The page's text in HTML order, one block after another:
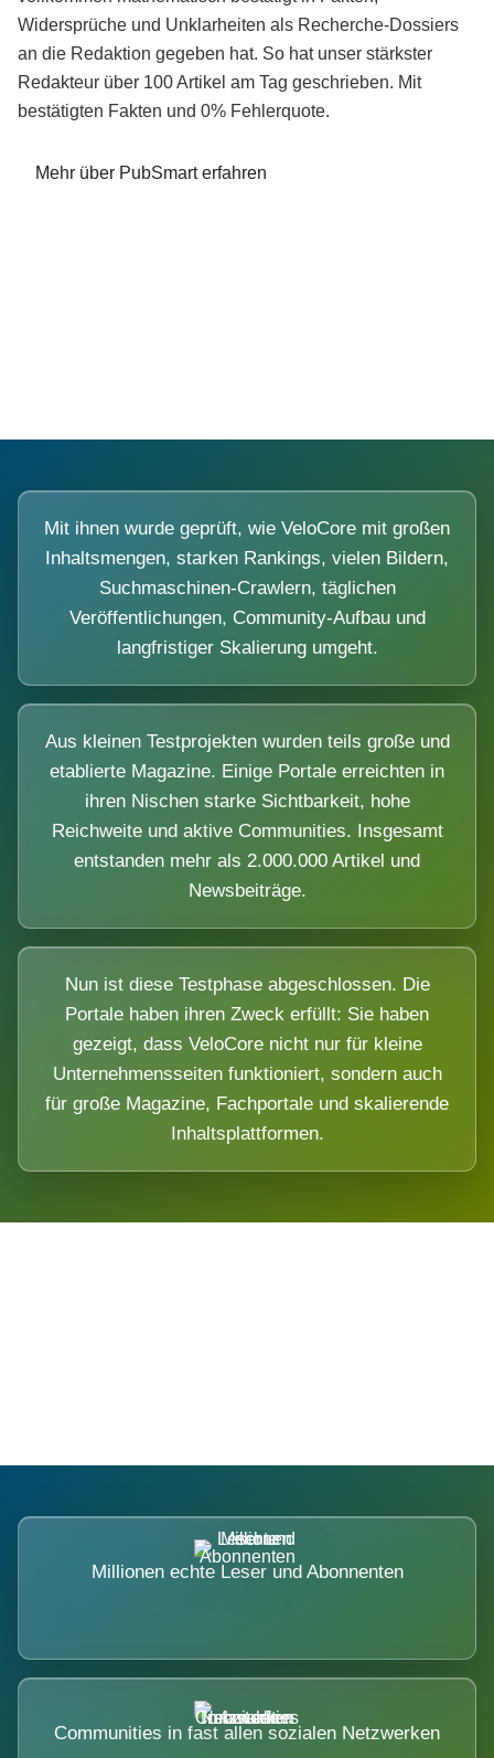
Widersprüche und Unklarheiten als Recherche-Dossiers
an die Redaktion gegeben hat. So hat unser stärkster
Redakteur über 100 Artikel am Tag geschrieben. Mit
bestätigten Fakten und 0% Fehlerquote.
Mehr über PubSmart erfahren
Mit ihnen wurde geprüft, wie VeloCore mit großen
Inhaltsmengen, starken Rankings, vielen Bildern,
Suchmaschinen-Crawlern, täglichen
Veröffentlichungen, Community-Aufbau und
langfristiger Skalierung umgeht.
Aus kleinen Testprojekten wurden teils große und
etablierte Magazine. Einige Portale erreichten in
ihren Nischen starke Sichtbarkeit, hohe
Reichweite und aktive Communities. Insgesamt
entstanden mehr als 2.000.000 Artikel und
Newsbeiträge.
Nun ist diese Testphase abgeschlossen. Die
Portale haben ihren Zweck erfüllt: Sie haben
gezeigt, dass VeloCore nicht nur für kleine
Unternehmensseiten funktioniert, sondern auch
für große Magazine, Fachportale und skalierende
Inhaltsplattformen.
Millionen echte Leser und Abonnenten
Communities in fast allen sozialen Netzwerken